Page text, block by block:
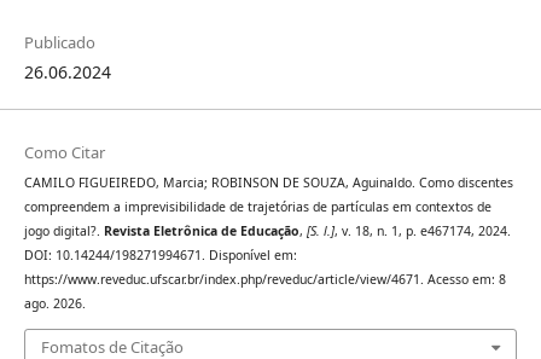
Publicado
26.06.2024
Como Citar
CAMILO FIGUEIREDO, Marcia; ROBINSON DE SOUZA, Aguinaldo. Como discentes
compreendem a imprevisibilidade de trajetórias de partículas em contextos de
jogo digital?. Revista Eletrônica de Educação, [S. l.], v. 18, n. 1, p. e467174, 2024.
DOI: 10.14244/198271994671. Disponível em:
https://www.reveduc.ufscar.br/index.php/reveduc/article/view/4671. Acesso em: 8
ago. 2026.
Fomatos de Citação